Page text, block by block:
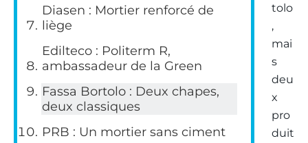
Diasen : Mortier renforcé de
liège
Edilteco : Politerm R,
ambassadeur de la Green
Fassa Bortolo : Deux chapes,
deux classiques
PRB : Un mortier sans ciment
tolo
,
mai
s
deu
x
pro
duit